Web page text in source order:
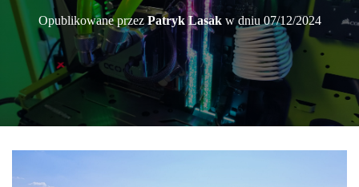
G
C
Ę
Opublikowane przezPatryk Lasakw dniu 07/12/2024